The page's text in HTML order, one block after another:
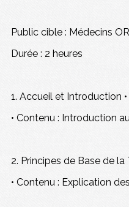
Public cible : Médecins
Durée : 2 heures
1. Accueil et Introduction
• Contenu : Introduction
2. Principes de Base de
• Contenu : Explication